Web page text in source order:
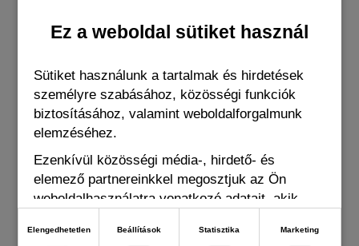
Ez a weboldal sütiket használ
Sütiket használunk a tartalmak és hirdetések
személyre szabásához, közösségi funkciók
biztosításához, valamint weboldalforgalmunk
elemzéséhez.
Ezenkívül közösségi média-, hirdető- és
elemező partnereinkkel megosztjuk az Ön
weboldalhasználatra vonatkozó adatait, akik
amelyeket Ön adott meg számukra vagy az Ön
Elengedhetetlen Beállítások Statisztika Marketing
Sliptop Clara uv-póló
9 250 Ft